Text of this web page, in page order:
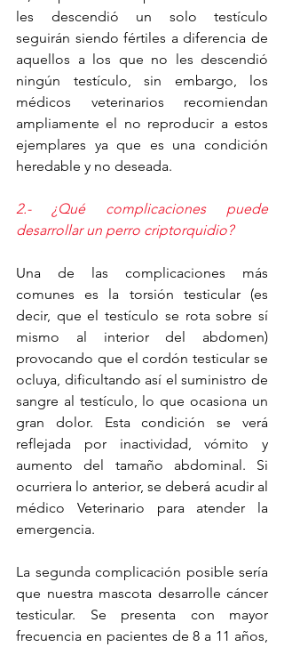
les descendió un solo testículo
seguirán siendo fértiles a diferencia de
aquellos a los que no les descendió
ningún testículo, sin embargo, los
médicos veterinarios recomiendan
ampliamente el no reproducir a estos
ejemplares ya que es una condición
heredable y no deseada.
2.- ¿Qué complicaciones puede
desarrollar un perro criptorquidio?
Una de las complicaciones más
comunes es la torsión testicular (es
decir, que el testículo se rota sobre sí
mismo al interior del abdomen)
provocando que el cordón testicular se
ocluya, dificultando así el suministro de
sangre al testículo, lo que ocasiona un
gran dolor. Esta condición se verá
reflejada por inactividad, vómito y
aumento del tamaño abdominal. Si
ocurriera lo anterior, se deberá acudir al
médico Veterinario para atender la
emergencia.
La segunda complicación posible sería
que nuestra mascota desarrolle cáncer
testicular. Se presenta con mayor
frecuencia en pacientes de 8 a 11 años,